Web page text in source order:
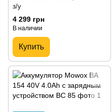
з/у
4 299 грн
В наличии
Купить